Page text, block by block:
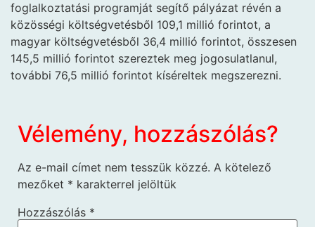
foglalkoztatási programját segítő pályázat révén a
közösségi költségvetésből 109,1 millió forintot, a
magyar költségvetésből 36,4 millió forintot, összesen
145,5 millió forintot szereztek meg jogosulatlanul,
további 76,5 millió forintot kíséreltek megszerezni.
Vélemény, hozzászólás?
Az e-mail címet nem tesszük közzé. A kötelező
mezőket * karakterrel jelöltük
Hozzászólás *